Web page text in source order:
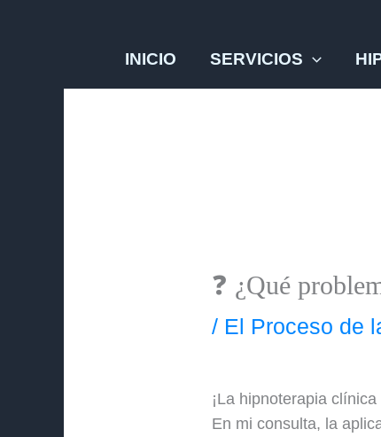
INICIO SERVICIOS
❓ ¿Qué
/ El Proceso de
¡La hipnoterapia
En mi consulta, la